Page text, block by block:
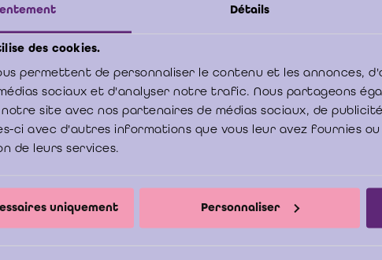
Détails
des cookies.
permettent de personnaliser le contenu et les annonces,
sociaux et d'analyser notre trafic. Nous partageons
notre site avec nos partenaires de médias sociaux, de
ci avec d'autres informations que vous leur avez fournies
de leurs services.
uniquement Personnaliser
Boulevard Emile Jacqmainlaan 135/1,
Brussel/Bruxelles
ROMBAUT Carl